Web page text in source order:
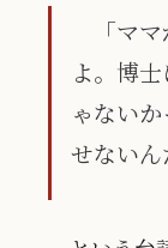
「マ
よ。博
ゃない
せないん